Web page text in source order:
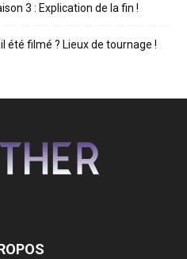
3 : Explication de la fin !
été filmé ? Lieux de tournage !